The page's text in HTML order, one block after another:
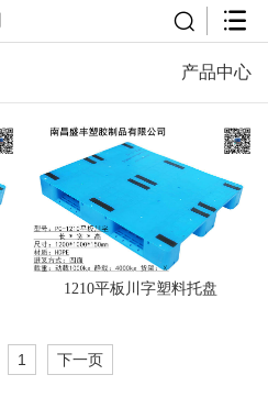
产品中心
1210平板川字塑料托盘
1 下一页